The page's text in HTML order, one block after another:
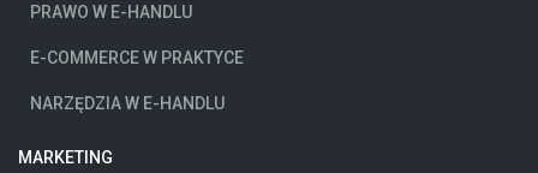
PRAWO W E-HANDLU
E-COMMERCE W PRAKTYCE
NARZĘDZIA W E-HANDLU
MARKETING